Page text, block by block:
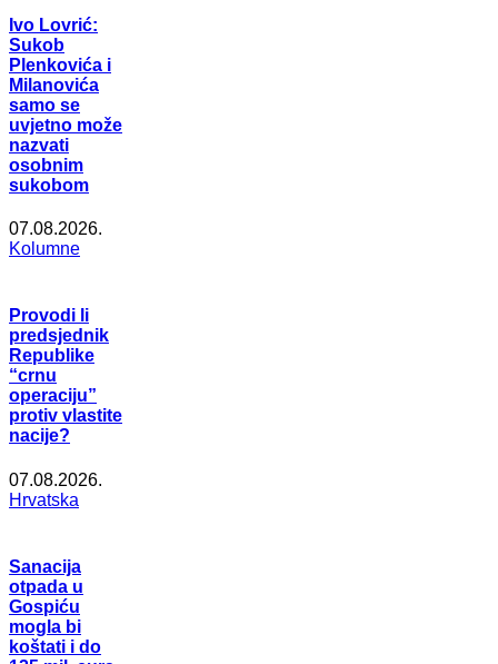
Ivo Lovrić:
Sukob
Plenkovića i
Milanovića
samo se
uvjetno može
nazvati
osobnim
sukobom
07.08.2026.
Kolumne
Provodi li
predsjednik
Republike
“crnu
operaciju”
protiv vlastite
nacije?
07.08.2026.
Hrvatska
Sanacija
otpada u
Gospiću
mogla bi
koštati i do